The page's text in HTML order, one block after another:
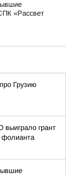
«Рассвет
Грузию
грант
фолианта